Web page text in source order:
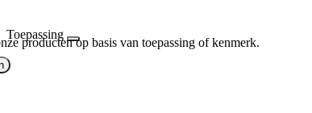
Toepassing
producten op basis van toepassing of kenmerk.